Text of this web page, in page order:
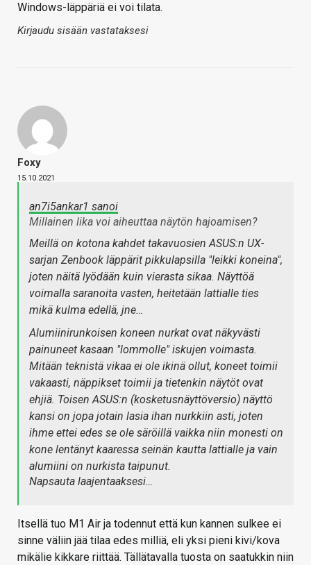
Windows-läppäriä ei voi tilata.
Kirjaudu sisään vastataksesi
Foxy
15.10.2021
an7i5ankar1 sanoi
Millainen lika voi aiheuttaa näytön hajoamisen?
Meillä on kotona kahdet takavuosien ASUS:n UX-
sarjan Zenbook läppärit pikkulapsilla "leikki koneina",
joten näitä lyödään kuin vierasta sikaa. Näyttöä
voimalla saranoita vasten, heitetään lattialle ties
mikä kulma edellä, jne…
Alumiinirunkoisen koneen nurkat ovat näkyvästi
painuneet kasaan "lommolle" iskujen voimasta.
Mitään teknistä vikaa ei ole ikinä ollut, koneet toimii
vakaasti, näppikset toimii ja tietenkin näytöt ovat
ehjiä. Toisen ASUS:n (kosketusnäyttöversio) näyttö
kansi on jopa jotain lasia ihan nurkkiin asti, joten
ihme ettei edes se ole säröillä vaikka niin monesti on
kone lentänyt kaaressa seinän kautta lattialle ja vain
alumiini on nurkista taipunut.
Napsauta laajentaaksesi…
Itsellä tuo M1 Air ja todennut että kun kannen sulkee ei
sinne väliin jää tilaa edes milliä, eli yksi pieni kivi/kova
mikälie kikkare riittää. Tällätavalla tuosta on saatukkin niin